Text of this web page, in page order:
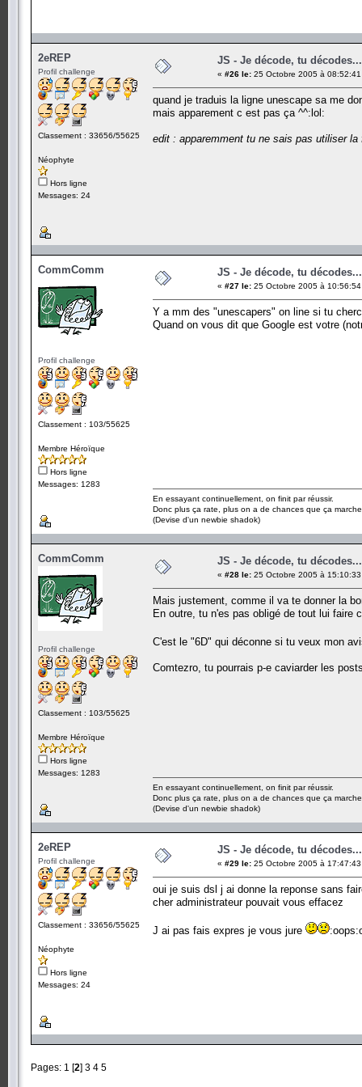
2eREP
Profil challenge
Classement : 33656/55625
Néophyte
Hors ligne
Messages: 24
JS - Je décode, tu décodes...
« #26 le: 25 Octobre 2005 à
quand je traduis la ligne unescape sa me
mais apparement c est pas ça ^^:lol:
edit : apparemment tu ne sais pas utiliser la
CommComm
Profil challenge
Classement : 103/55625
Membre Héroïque
Hors ligne
Messages: 1283
JS - Je décode, tu décodes...
« #27 le: 25 Octobre 2005 à
Y a mm des "unescapers" on line si tu
Quand on vous dit que Google est votre
En essayant continuellement, on finit par réussir.
Donc plus ça rate, plus on a de chances que ça
(Devise d'un newbie shadok)
CommComm
Profil challenge
Classement : 103/55625
Membre Héroïque
Hors ligne
Messages: 1283
JS - Je décode, tu décodes...
« #28 le: 25 Octobre 2005 à
Mais justement, comme il va te donner la
En outre, tu n'es pas obligé de tout lui faire
C'est le "6D" qui déconne si tu veux mon
Comtezro, tu pourrais p-e caviarder les
En essayant continuellement, on finit par réussir.
Donc plus ça rate, plus on a de chances que ça
(Devise d'un newbie shadok)
2eREP
Profil challenge
Classement : 33656/55625
Néophyte
Hors ligne
Messages: 24
JS - Je décode, tu décodes...
« #29 le: 25 Octobre 2005 à
oui je suis dsl j ai donne la reponse sans
cher administrateur pouvait vous effacez
J ai pas fais expres je vous jure
Pages: 1 [2] 3 4 5